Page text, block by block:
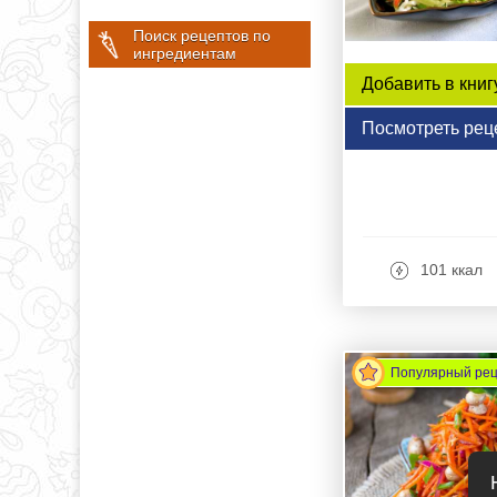
Поиск рецептов по
ингредиентам
Добавить в
Посмотреть
101 ккал
Популярный